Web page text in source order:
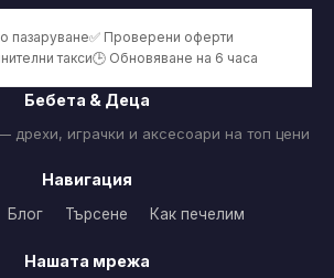
пазаруване✅ Проверени оферти
такси🕒 Обновяване на 6 часа
Бебета & Деца
дрехи, играчки и аксесоари на топ цени
Навигация
Блог Търсене Как печелим
Нашата мрежа